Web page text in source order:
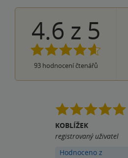
4.6 z 5
93hodnocení čtenářů
KOBLÍŽEK
registrovaný uživatel
Hodnoceno z